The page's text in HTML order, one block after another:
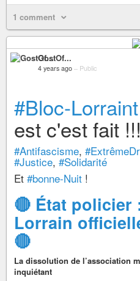
1 comment
GostOf...
4 years ago – Public
#Bloc-Lorraint
est c'est fait !!!
#Antifascisme,
#Justice, #Solidarité
Et #bonne-Nuit !
🔴 État policier
Lorrain
🔴
La dissolution de l’association
inquiétant